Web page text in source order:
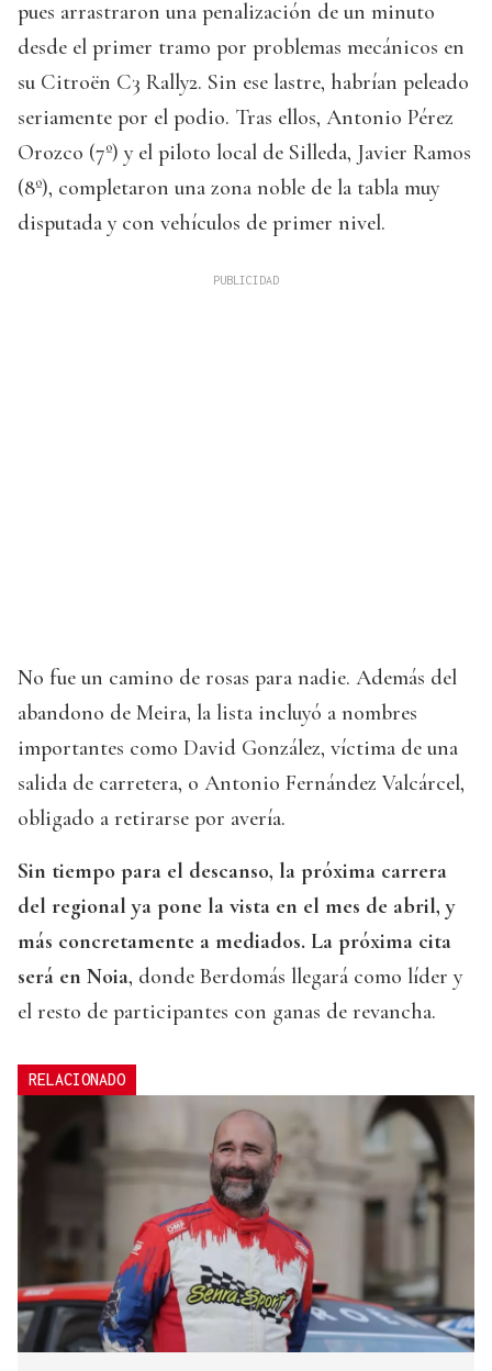
pues arrastraron una penalización de un minuto
desde el primer tramo por problemas mecánicos en
su Citroën C3 Rally2. Sin ese lastre, habrían peleado
seriamente por el podio. Tras ellos, Antonio Pérez
Orozco (7º) y el piloto local de Silleda, Javier Ramos
(8º), completaron una zona noble de la tabla muy
disputada y con vehículos de primer nivel.
No fue un camino de rosas para nadie. Además del
abandono de Meira, la lista incluyó a nombres
importantes como David González, víctima de una
salida de carretera, o Antonio Fernández Valcárcel,
obligado a retirarse por avería.
Sin tiempo para el descanso, la próxima carrera
del regional ya pone la vista en el mes de abril, y
más concretamente a mediados. La próxima cita
será en Noia, donde Berdomás llegará como líder y
el resto de participantes con ganas de revancha.
RELACIONADO